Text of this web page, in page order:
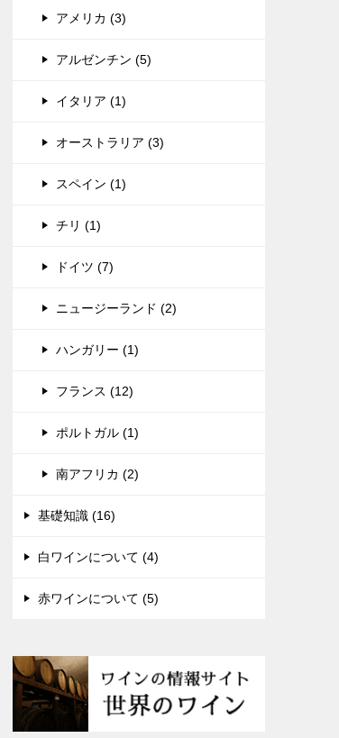
アメリカ (3)
アルゼンチン (5)
イタリア (1)
オーストラリア (3)
スペイン (1)
チリ (1)
ドイツ (7)
ニュージーランド (2)
ハンガリー (1)
フランス (12)
ポルトガル (1)
南アフリカ (2)
基礎知識 (16)
白ワインについて (4)
赤ワインについて (5)